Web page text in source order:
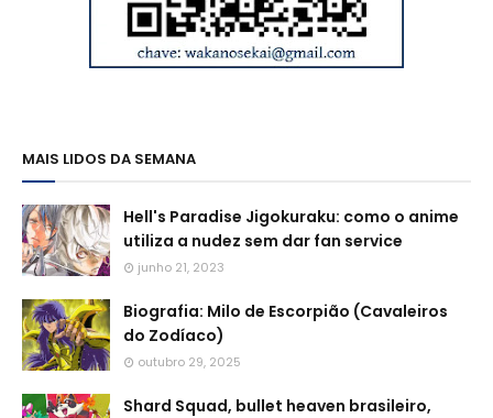
MAIS LIDOS DA SEMANA
Hell's Paradise Jigokuraku: como o anime
utiliza a nudez sem dar fan service
junho 21, 2023
Biografia: Milo de Escorpião (Cavaleiros
do Zodíaco)
outubro 29, 2025
Shard Squad, bullet heaven brasileiro,